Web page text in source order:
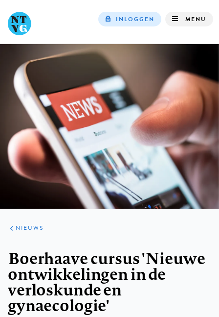
INLOGGEN MENU
ARTIKELEN
HET
KORT
NIEUWS
Boerhaave cursus 'Nieuwe
ontwikkelingen in de
verloskunde en
gynaecologie'